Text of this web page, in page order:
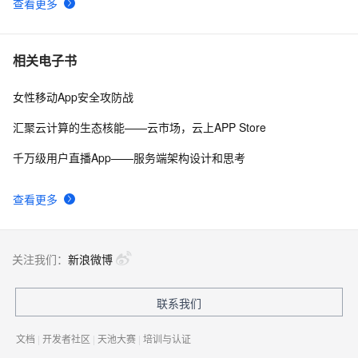
9 服务器到期 更换服务器需要重新备案改域名吗
10
查看更多
相关电子书
查看更多
女性移动App安全攻防战
汇聚云计算的生态核能——云市场，云上APP Store
千万级用户直播App——服务端架构设计和思考
关注我们： 新浪微博
联系我们
文档 | 开发者社区 | 天池大赛 | 培训与认证